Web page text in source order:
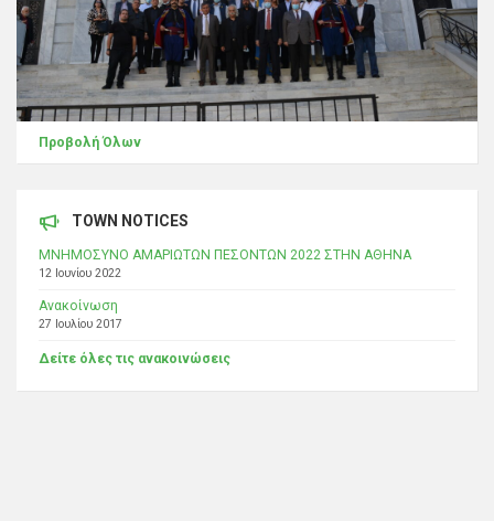
Προβολή Όλων
TOWN NOTICES
ΜΝΗΜΟΣΥΝΟ ΑΜΑΡΙΩΤΩΝ ΠΕΣΟΝΤΩΝ 2022 ΣΤΗΝ ΑΘΗΝΑ
12 Ιουνίου 2022
Ανακοίνωση
27 Ιουλίου 2017
Δείτε όλες τις ανακοινώσεις